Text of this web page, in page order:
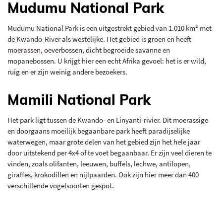
Mudumu National Park
Mudumu National Park is een uitgestrekt gebied van 1.010 km² met
de Kwando-River als westelijke. Het gebied is groen en heeft
moerassen, oeverbossen, dicht begroeide savanne en
mopanebossen. U krijgt hier een echt Afrika gevoel: het is er wild,
ruig en er zijn weinig andere bezoekers.
Mamili National Park
Het park ligt tussen de Kwando- en Linyanti-rivier. Dit moerassige
en doorgaans moeilijk begaanbare park heeft paradijselijke
waterwegen, maar grote delen van het gebied zijn het hele jaar
door uitstekend per 4x4 of te voet begaanbaar. Er zijn veel dieren te
vinden, zoals olifanten, leeuwen, buffels, lechwe, antilopen,
giraffes, krokodillen en nijlpaarden. Ook zijn hier meer dan 400
verschillende vogelsoorten gespot.